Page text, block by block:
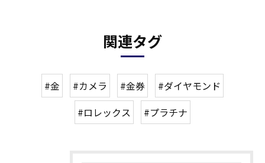
関連タグ
#金 #カメラ #金券
#ダイヤモンド
#ロレックス
#プラチナ